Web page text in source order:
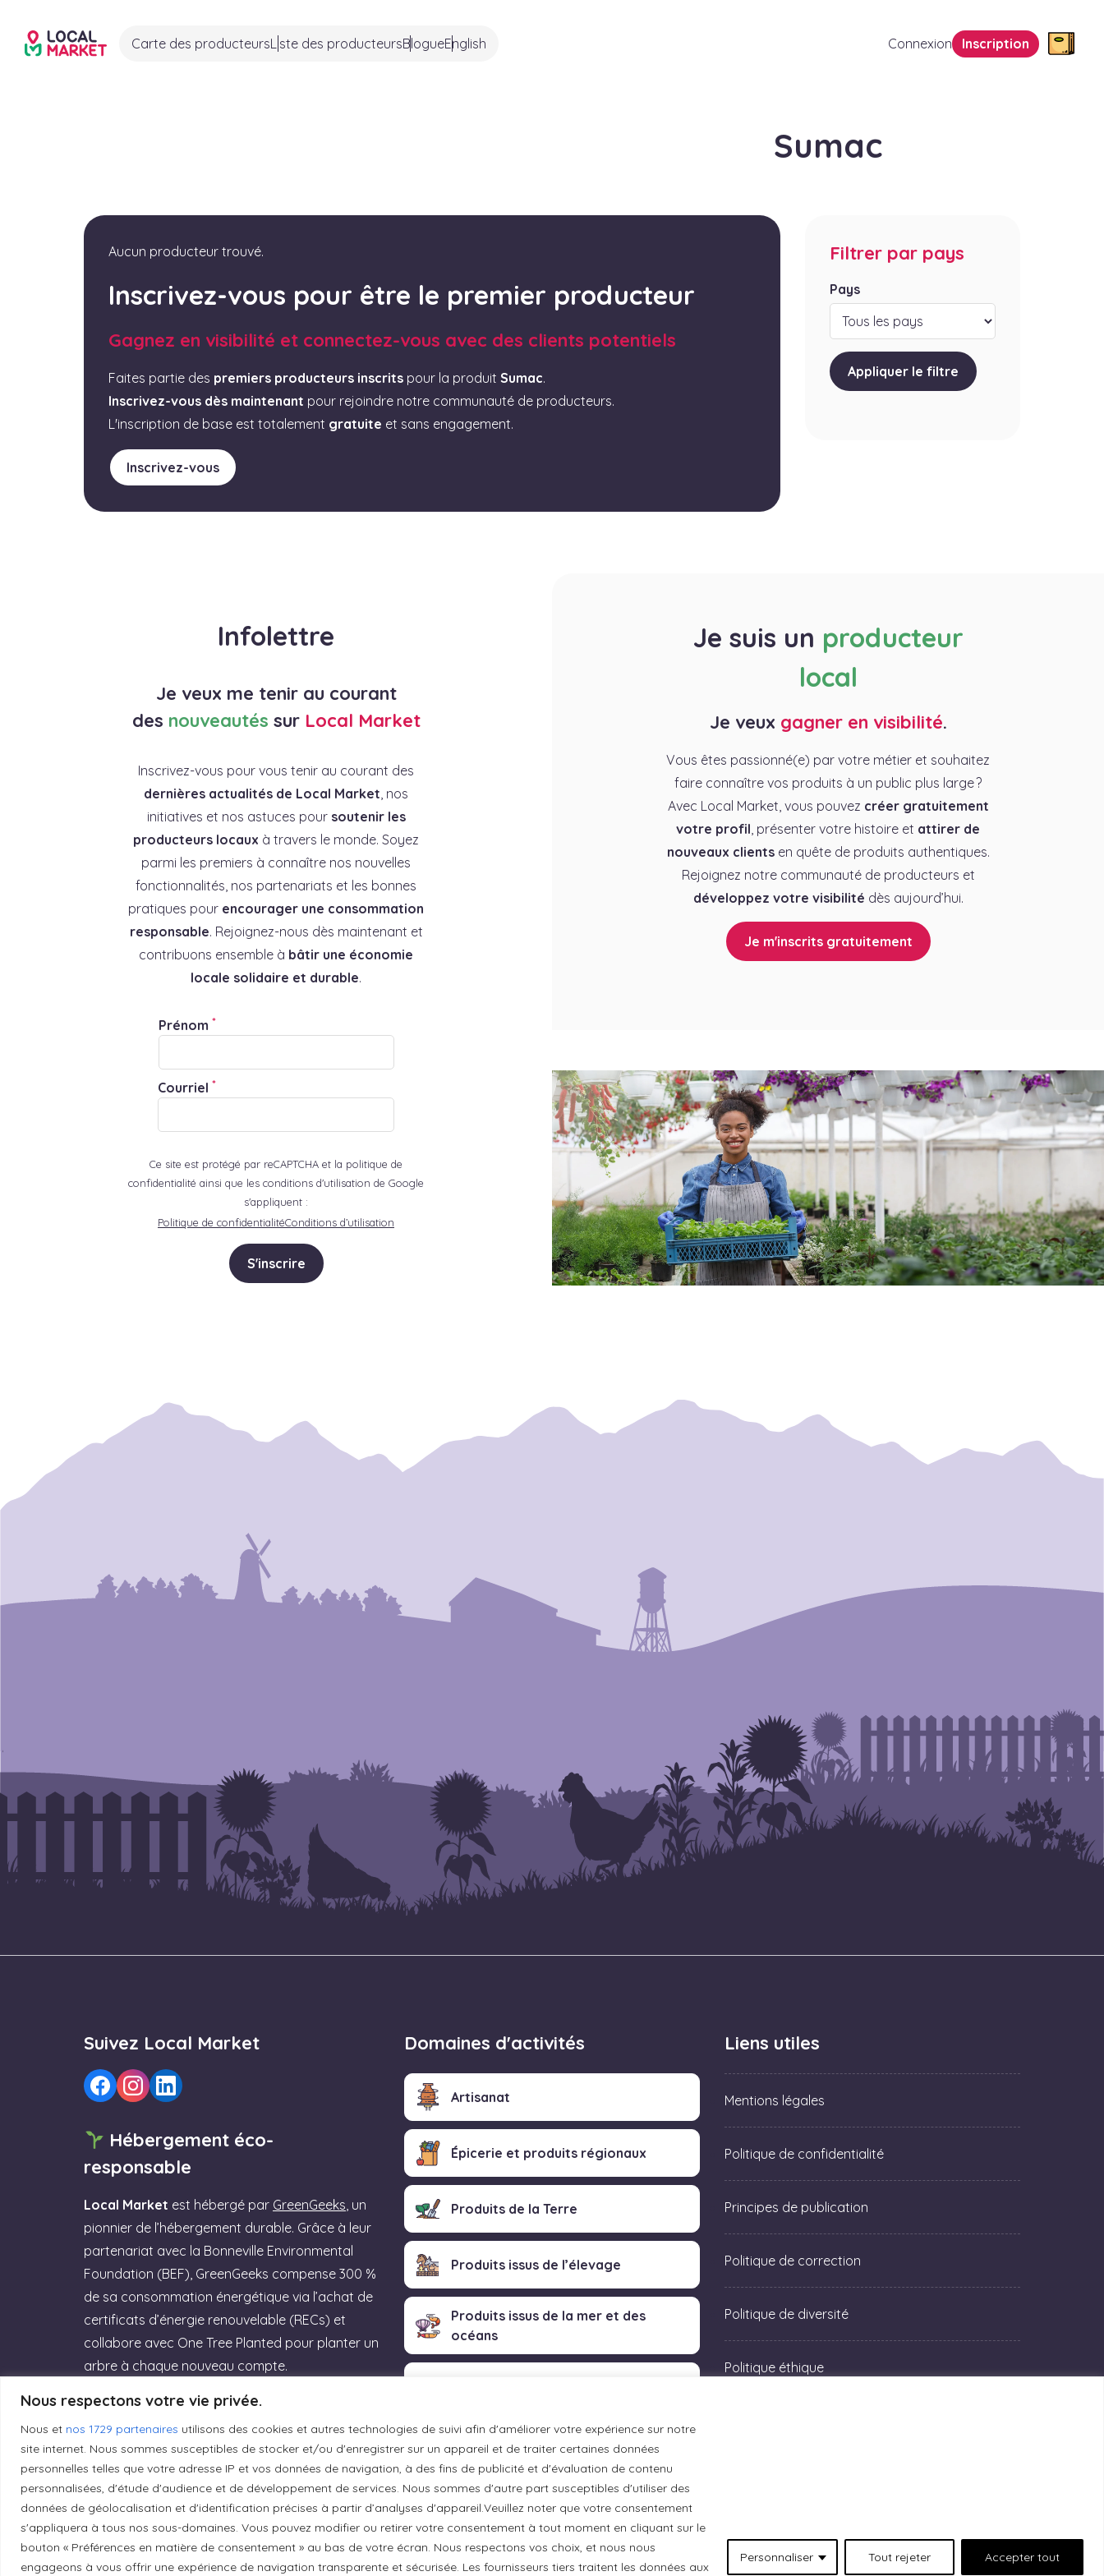
Nous respectons votre vie privée.
Nous et nos 1729 partenaires utilisons des cookies et autres technologies de suivi afin d'améliorer votre expérience sur notre
site internet. Nous sommes susceptibles de stocker et/ou d'enregistrer sur un appareil et de traiter certaines données
personnelles telles que votre adresse IP et vos données de navigation, à des fins de publicité et d'évaluation de contenu
personnalisées, d'étude d'audience et de développement de services. Nous sommes d'autre part susceptibles d'utiliser des
données de géolocalisation et d'identification précises à partir d’analyses d'appareil.Veuillez noter que votre consentement
s'appliquera à tous nos sous-domaines. Vous pouvez modifier ou retirer votre consentement à tout moment en cliquant sur le
bouton « Préférences en matière de consentement » au bas de votre écran. Nous respectons vos choix, et nous nous
engageons à vous offrir une expérience de navigation transparente et sécurisée. Les fournisseurs tiers traitent les données aux
Personnaliser Tout rejeter Accepter tout
Carte des producteursListe des producteursBlogueEnglish Connexion Inscription
Sumac
Aucun producteur trouvé.
Inscrivez-vous pour être le premier producteur
Gagnez en visibilité et connectez-vous avec des clients potentiels
Faites partie des premiers producteurs inscrits pour la produit Sumac.
Inscrivez-vous dès maintenant pour rejoindre notre communauté de producteurs.
L'inscription de base est totalement gratuite et sans engagement.
Inscrivez-vous
Filtrer par pays
Pays
Appliquer le filtre
Infolettre
Je veux me tenir au courant
des nouveautés sur Local Market
Inscrivez-vous pour vous tenir au courant des
dernières actualités de Local Market , nos
initiatives et nos astuces pour soutenir les
producteurs locaux à travers le monde. Soyez
parmi les premiers à connaître nos nouvelles
fonctionnalités, nos partenariats et les bonnes
pratiques pour encourager une consommation
responsable. Rejoignez-nous dès maintenant et
contribuons ensemble à bâtir une économie
locale solidaire et durable.
Prénom *
Courriel *
Ce site est protégé par reCAPTCHA et la politique de
confidentialité ainsi que les conditions d'utilisation de Google
s'appliquent :
Politique de confidentialitéConditions d’utilisation
S'inscrire
Je suis un producteur
local
Je veux gagner en visibilité.
Vous êtes passionné(e) par votre métier et souhaitez
faire connaître vos produits à un public plus large ?
Avec Local Market, vous pouvez créer gratuitement
votre profil, présenter votre histoire et attirer de
nouveaux clientsen quête de produits authentiques.
Rejoignez notre communauté de producteurs et
développez votre visibilité dès aujourd’hui.
Je m'inscrits gratuitement
Suivez Local Market
Hébergement éco-
responsable
Local Market est hébergé par GreenGeeks, un
pionnier de l’hébergement durable. Grâce à leur
partenariat avec la Bonneville Environmental
Foundation (BEF), GreenGeeks compense 300 %
de sa consommation énergétique via l’achat de
certificats d’énergie renouvelable (RECs) et
collabore avec One Tree Planted pour planter un
arbre à chaque nouveau compte.
Rejoignez GreenGeeks dès aujourd’hui et
offrez à votre site un hébergement labellisé «
Green Web Hosting » performant qui
respecte la planète ! (Lien affilié)
Essayez GreenGeeks
Domaines d'activités
Artisanat
Épicerie et produits régionaux
Produits de la Terre
Produits issus de l’élevage
Produits issus de la mer et des
océans
Liens utiles
Mentions légales
Politique de confidentialité
Principes de publication
Politique de correction
Politique de diversité
Politique éthique